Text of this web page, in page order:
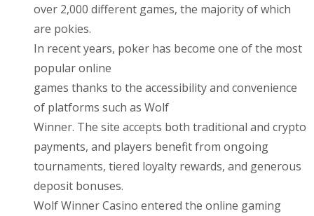
over 2,000 different games, the majority of which
are pokies.
In recent years, poker has become one of the most
popular online
games thanks to the accessibility and convenience
of platforms such as Wolf
Winner. The site accepts both traditional and crypto
payments, and players benefit from ongoing
tournaments, tiered loyalty rewards, and generous
deposit bonuses.
Wolf Winner Casino entered the online gaming